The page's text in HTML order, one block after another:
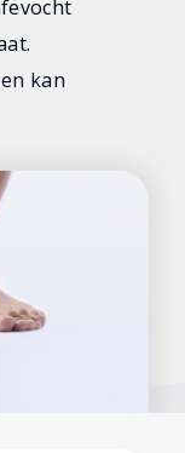
kan